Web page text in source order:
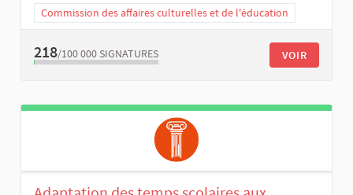
Commission des affaires culturelles et de l'éducation
218/100 000 SIGNATURES VOIR